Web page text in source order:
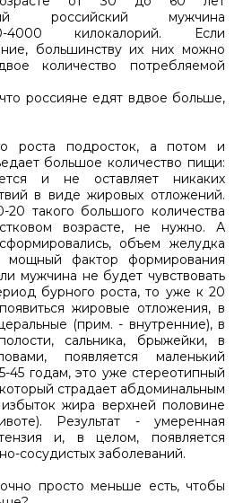
российский мужчина
4000 килокалорий. Если
большинству их них можно
количество потребляемой
россияне едят вдвое больше,
роста подросток, а потом и
большое количество пищи:
и не оставляет никаких
в виде жировых отложений.
такого большого количества
возрасте, не нужно. А
объем желудка
мощный фактор формирования
мужчина не будет чувствовать
бурного роста, то уже к 20
жировые отложения, в
(прим. - внутренние), в
сальника, брыжейки, в
появляется маленький
45 годам, это уже стереотипный
страдает абдоминальным
жира верхней половине
Результат - умеренная
и, в целом, появляется
сосудистых заболеваний.
просто меньше есть, чтобы